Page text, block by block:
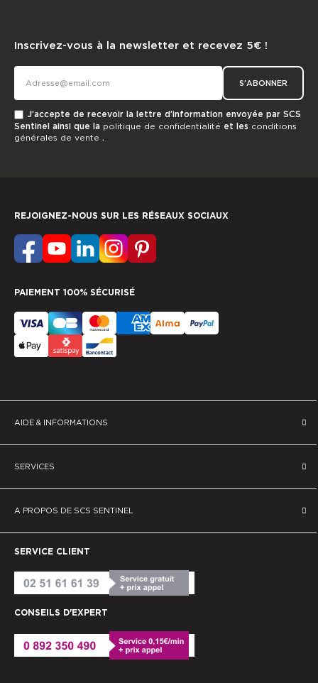
Inscrivez-vous à la newsletter et recevez 5€ !
S'ABONNER
J’accepte de recevoir la lettre d’information envoyée par SCS
Sentinel ainsi que la politique de confidentialité et les conditions
générales de vente .
AIDE & INFORMATIONS
SERVICES
A PROPOS DE SCS SENTINEL
SERVICE CLIENT
CONSEILS D'EXPERT
REJOIGNEZ-NOUS SUR LES RÉSEAUX SOCIAUX
PAIEMENT 100% SÉCURISÉ